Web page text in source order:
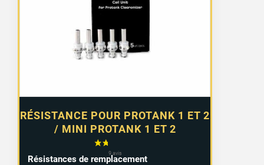
RÉSISTANCE POUR PROTANK 1 ET 2
/ MINI PROTANK 1 ET 2
Résistances de remplacement